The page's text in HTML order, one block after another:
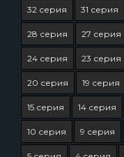
32 серия 31 серия
28 серия 27 серия
24 серия 23 серия
20 серия 19 серия
15 серия 14 серия
10 серия 9 серия